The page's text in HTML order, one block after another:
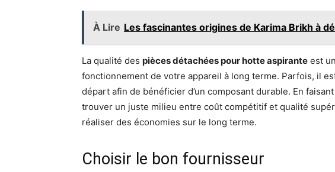
À Lire Les fascinantes origines de Karima Brikh à
La qualité des pièces détachées pour hotte aspirante est
fonctionnement de votre appareil à long terme. Parfois, il
départ afin de bénéficier d’un composant durable. En
trouver un juste milieu entre coût compétitif et qualité
réaliser des économies sur le long terme.
Choisir le bon fournisseur